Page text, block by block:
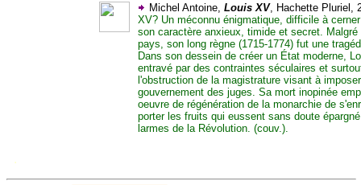
Michel Antoine, Louis XV, Hachette Pluriel,
XV? Un méconnu énigmatique, difficile à
son caractère anxieux, timide et secret. Malgré
pays, son long règne (1715-1774) fut une
Dans son dessein de créer un État moderne,
entravé par des contraintes séculaires et
l'obstruction de la magistrature visant à
gouvernement des juges. Sa mort inopinée
oeuvre de régénération de la monarchie de
porter les fruits qui eussent sans doute
larmes de la Révolution. (couv.).
.